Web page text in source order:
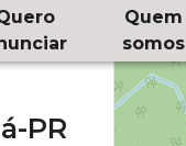
Quem
somos
PR